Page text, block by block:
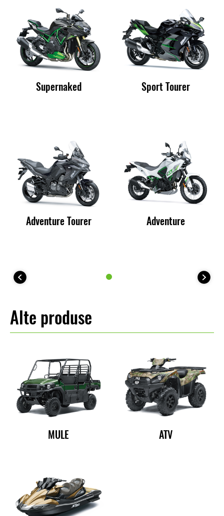
Supernaked Sport Tourer
Adventure Tourer Adventure
Alte produse
MULE ATV